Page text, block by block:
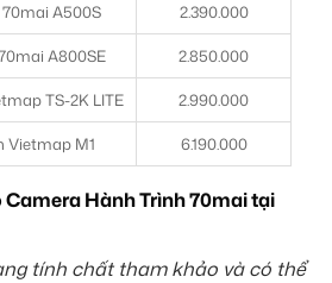
A500S 2.390.000
A800SE 2.850.000
TS-2K LITE 2.990.000
Vietmap M1 6.190.000
Hành Trình 70mai tại
tính chất tham khảo và có thể